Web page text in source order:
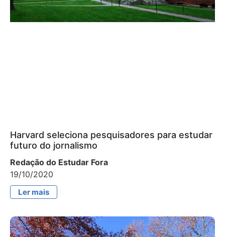
Harvard seleciona pesquisadores para estudar
futuro do jornalismo
Redação do Estudar Fora
19/10/2020
Ler mais